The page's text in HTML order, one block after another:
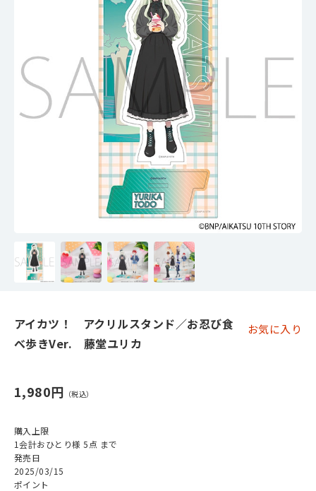
アイカツ！ アクリルスタンド／お忍び食
べ歩きVer. 藤堂ユリカ
お気に入り
1,980円
購入上限
1会計おひとり様 5点 まで
発売日
2025/03/15
ポイント